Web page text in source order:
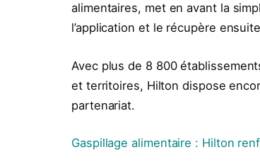
alimentaires, met en avant la
l’application et le récupère
Avec plus de 8 800
et territoires, Hilton dispose
partenariat.
Gaspillage alimentaire : Hilton